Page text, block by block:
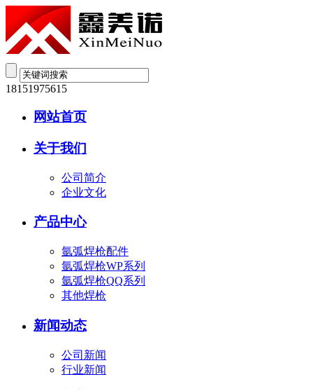
18151975615
网站首页
关于我们
公司简介
企业文化
产品中心
氩弧焊枪配件
氩弧焊枪WP系列
氩弧焊枪QQ系列
其他焊枪
新闻动态
公司新闻
行业新闻